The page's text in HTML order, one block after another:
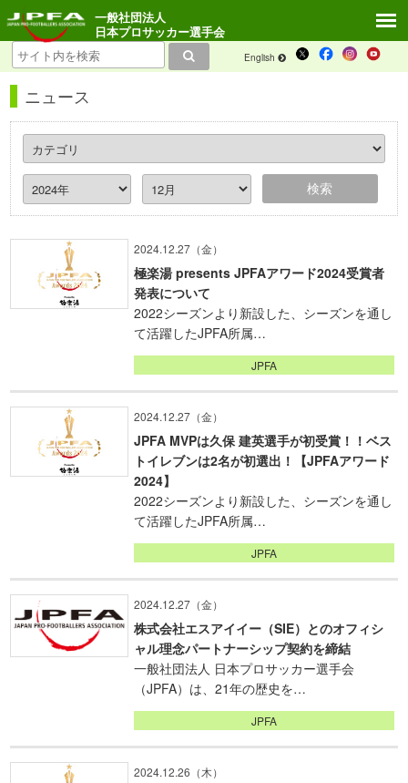
English
一般社団法人
日本プロサッカー選手会
ニュース
2024.12.27（金）
極楽湯 presents JPFAアワード2024受賞者
発表について
2022シーズンより新設した、シーズンを通し
て活躍したJPFA所属…
JPFA
2024.12.27（金）
JPFA MVPは久保 建英選手が初受賞！！ベス
トイレブンは2名が初選出！【JPFAアワード
2024】
2022シーズンより新設した、シーズンを通し
て活躍したJPFA所属…
JPFA
2024.12.27（金）
株式会社エスアイイー（SIE）とのオフィシ
ャル理念パートナーシップ契約を締結
一般社団法人 日本プロサッカー選手会
（JPFA）は、21年の歴史を…
JPFA
2024.12.26（木）